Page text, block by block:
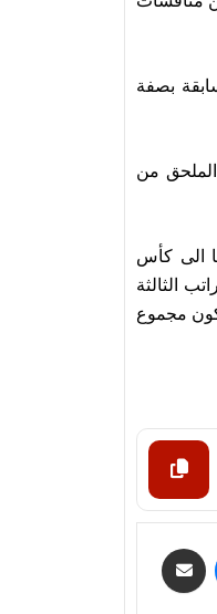
بصفة
من
الى كأس
المراتب الثالثة
مجموع